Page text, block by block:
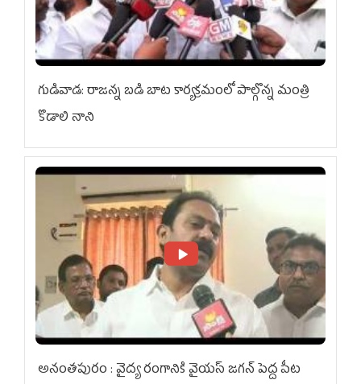
గుడివాడ: రాజన్న బడి బాట కార్యక్రమంలో పాల్గొన్న మంత్రి
కొడాలి నాని
అనంతపురం : వైద్య రంగానికి వైయ‌స్ జ‌గ‌న్ పెద్ద పీట